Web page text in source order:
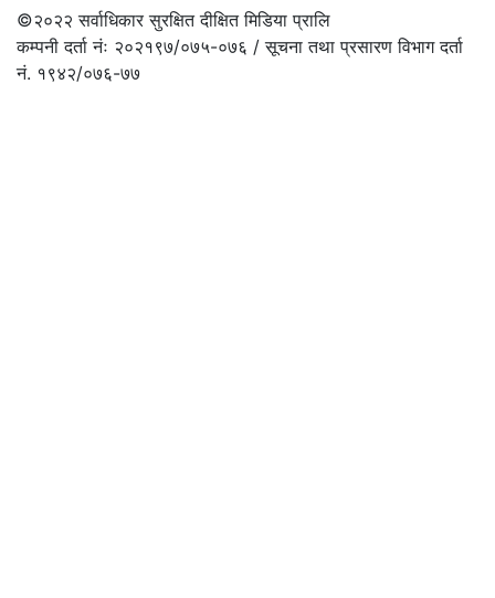
©२०२२सर्वाधिकार सुरक्षित दीक्षित मिडिया प्रालि
कम्पनी दर्ता नंः २०२१९७/०७५-०७६ / सूचना तथा प्रसारण विभाग दर्ता
नं. १९४२/०७६-७७